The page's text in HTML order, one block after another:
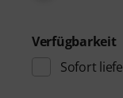
Verfügbarkeit
Sofort